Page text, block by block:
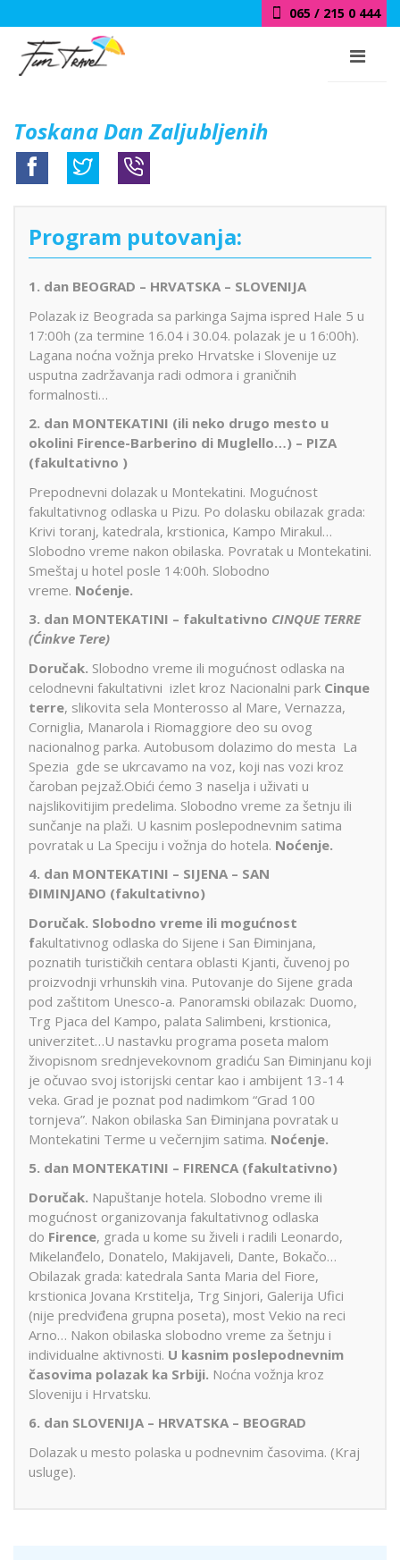
018 / 415 0 444
Toskana Dan Zaljubljenih
Program putovanja:
1. dan BEOGRAD – HRVATSKA – SLOVENIJA
Polazak iz Beograda sa parkinga Sajma ispred Hale 5 u
17:00h (za termine 16.04 i 30.04. polazak je u 16:00h).
Lagana noćna vožnja preko Hrvatske i Slovenije uz
usputna zadržavanja radi odmora i graničnih
formalnosti…
2. dan MONTEKATINI (ili neko drugo mesto u
okolini Firence-Barberino di Muglello…) – PIZA
(fakultativno )
Prepodnevni dolazak u Montekatini. Mogućnost
fakultativnog odlaska u Pizu. Po dolasku obilazak grada:
Krivi toranj, katedrala, krstionica, Kampo Mirakul…
Slobodno vreme nakon obilaska. Povratak u Montekatini.
Smeštaj u hotel posle 14:00h. Slobodno
vreme. Noćenje.
3. dan MONTEKATINI – fakultativno CINQUE TERRE
(Ćinkve Tere)
Doručak. Slobodno vreme ili mogućnost odlaska na
celodnevni fakultativni izlet kroz Nacionalni park Cinque
terre, slikovita sela Monterosso al Mare, Vernazza,
Corniglia, Manarola i Riomaggiore deo su ovog
nacionalnog parka. Autobusom dolazimo do mesta La
Spezia gde se ukrcavamo na voz, koji nas vozi kroz
čaroban pejzaž.Obići ćemo 3 naselja i uživati u
najslikovitijim predelima. Slobodno vreme za šetnju ili
sunčanje na plaži. U kasnim poslepodnevnim satima
povratak u La Speciju i vožnja do hotela. Noćenje.
4. dan MONTEKATINI – SIJENA – SAN
ĐIMINJANO (fakultativno)
Doručak. Slobodno vreme ili mogućnost
fakultativnog odlaska do Sijene i San Điminjana,
poznatih turističkih centara oblasti Kjanti, čuvenoj po
proizvodnji vrhunskih vina. Putovanje do Sijene grada
pod zaštitom Unesco-a. Panoramski obilazak: Duomo,
Trg Pjaca del Kampo, palata Salimbeni, krstionica,
univerzitet…U nastavku programa poseta malom
živopisnom srednjevekovnom gradiću San Điminjanu koji
je očuvao svoj istorijski centar kao i ambijent 13-14
veka. Grad je poznat pod nadimkom “Grad 100
tornjeva”. Nakon obilaska San Điminjana povratak u
Montekatini Terme u večernjim satima. Noćenje.
5. dan MONTEKATINI – FIRENCA (fakultativno)
Doručak. Napuštanje hotela. Slobodno vreme ili
mogućnost organizovanja fakultativnog odlaska
do Firence, grada u kome su živeli i radili Leonardo,
Mikelanđelo, Donatelo, Makijaveli, Dante, Bokačo…
Obilazak grada: katedrala Santa Maria del Fiore,
krstionica Jovana Krstitelja, Trg Sinjori, Galerija Ufici
(nije predviđena grupna poseta), most Vekio na reci
Arno… Nakon obilaska slobodno vreme za šetnju i
individualne aktivnosti. U kasnim poslepodnevnim
časovima polazak ka Srbiji. Noćna vožnja kroz
Sloveniju i Hrvatsku.
6. dan SLOVENIJA – HRVATSKA – BEOGRAD
Dolazak u mesto polaska u podnevnim časovima. (Kraj
usluge).